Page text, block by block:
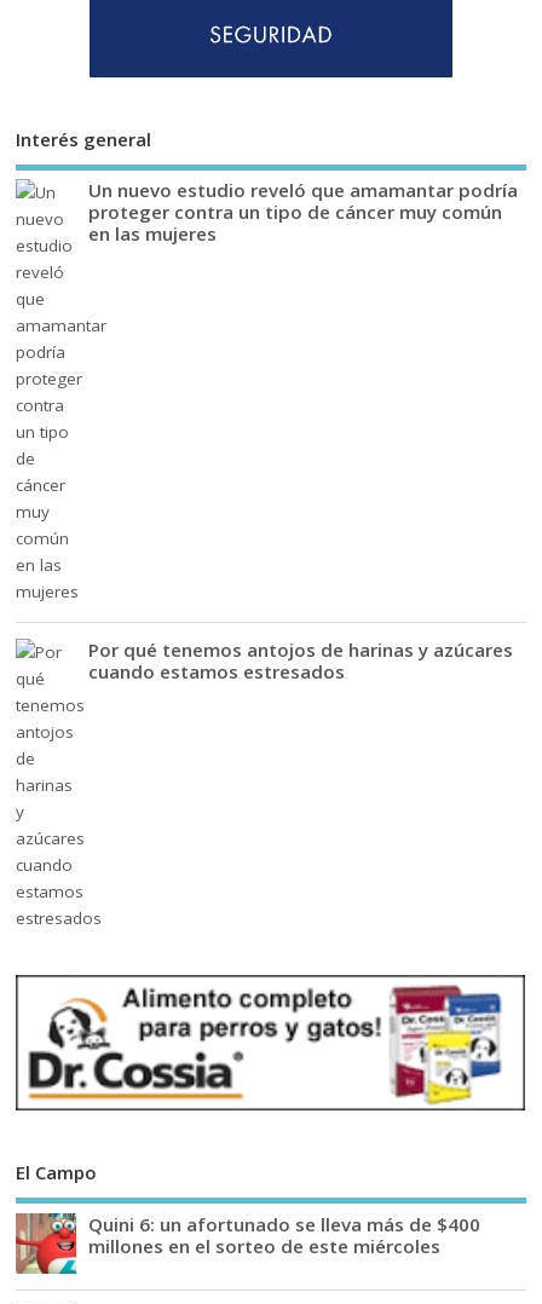
Interés general
Un nuevo estudio reveló que amamantar podría
proteger contra un tipo de cáncer muy común
en las mujeres
Por qué tenemos antojos de harinas y azúcares
cuando estamos estresados
El Campo
Quini 6: un afortunado se lleva más de $400
millones en el sorteo de este miércoles